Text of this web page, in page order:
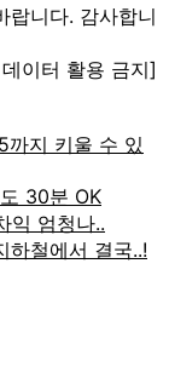
니다. 감사합니
이터 활용 금지]